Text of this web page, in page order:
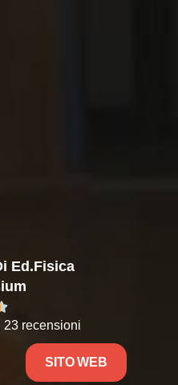
Ed.fisica
23 recensioni
SITO WEB